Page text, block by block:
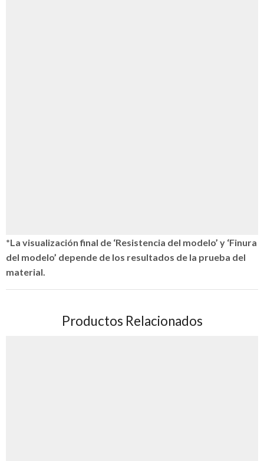
*La visualización final de ‘Resistencia del modelo’ y ‘Finura
del modelo’ depende de los resultados de la prueba del
material.
Productos Relacionados